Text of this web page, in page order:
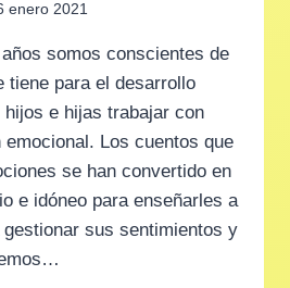
enero 2021
somos conscientes de
tiene para el desarrollo
hijos e hijas trabajar con
Los cuentos que
se han convertido en
e idóneo para enseñarles a
sus sentimientos y